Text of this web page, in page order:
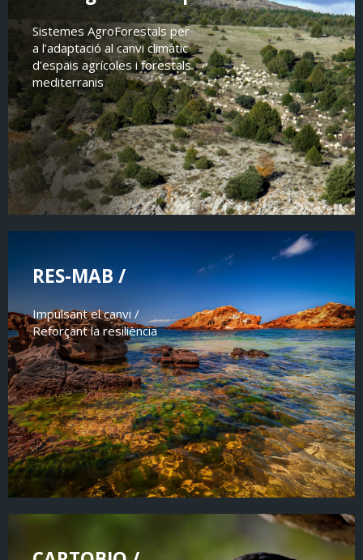
Sistemes AgroForestals per
a l’adaptació al canvi climàtic
d’espais agrícoles i forestals
mediterranis
RES-MAB /
Impulsant el canvi /
Reforçant la resiliència